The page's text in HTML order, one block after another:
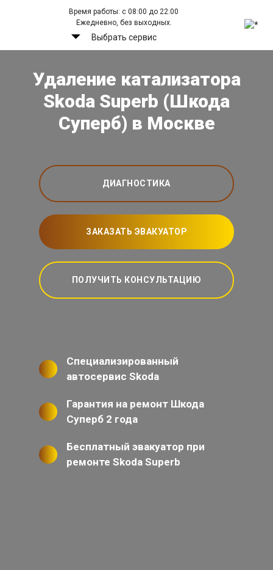
Время работы: с 08:00 до 22:00
Ежедневно, без выходных.
Выбрать сервис
Удаление катализатора
Skoda Superb (Шкода
Суперб) в Москве
ДИАГНОСТИКА
ЗАКАЗАТЬ ЭВАКУАТОР
ПОЛУЧИТЬ КОНСУЛЬТАЦИЮ
Специализированный
автосервис Skoda
Гарантия на ремонт Шкода
Суперб 2 года
Бесплатный эвакуатор при
ремонте Skoda Superb